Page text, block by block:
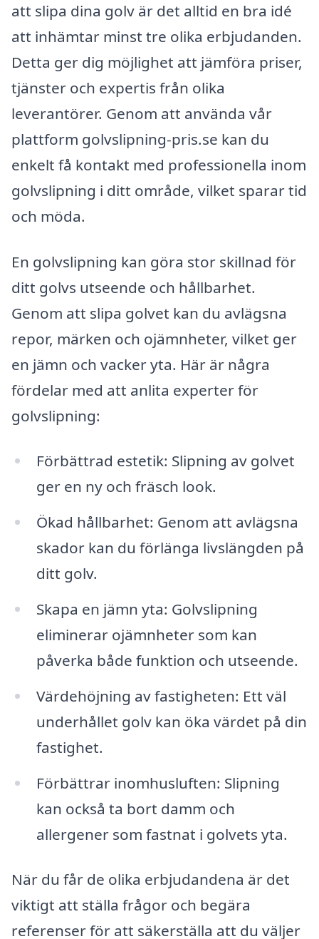
att slipa dina golv är det alltid en bra idé
att inhämtar minst tre olika erbjudanden.
Detta ger dig möjlighet att jämföra priser,
tjänster och expertis från olika
leverantörer. Genom att använda vår
plattform golvslipning-pris.se kan du
enkelt få kontakt med professionella inom
golvslipning i ditt område, vilket sparar tid
och möda.
En golvslipning kan göra stor skillnad för
ditt golvs utseende och hållbarhet.
Genom att slipa golvet kan du avlägsna
repor, märken och ojämnheter, vilket ger
en jämn och vacker yta. Här är några
fördelar med att anlita experter för
golvslipning:
Förbättrad estetik: Slipning av golvet
ger en ny och fräsch look.
Ökad hållbarhet: Genom att avlägsna
skador kan du förlänga livslängden på
ditt golv.
Skapa en jämn yta: Golvslipning
eliminerar ojämnheter som kan
påverka både funktion och utseende.
Värdehöjning av fastigheten: Ett väl
underhållet golv kan öka värdet på din
fastighet.
Förbättrar inomhusluften: Slipning
kan också ta bort damm och
allergener som fastnat i golvets yta.
När du får de olika erbjudandena är det
viktigt att ställa frågor och begära
referenser för att säkerställa att du väljer